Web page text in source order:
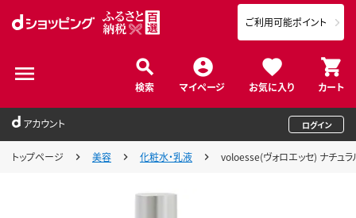
検索 マイページ お気に入り カート
ご利用可能ポイント
アカウント ログイン
トップページ 美容 化粧水・乳液 voloesse(ヴォロエッセ) ナチュ